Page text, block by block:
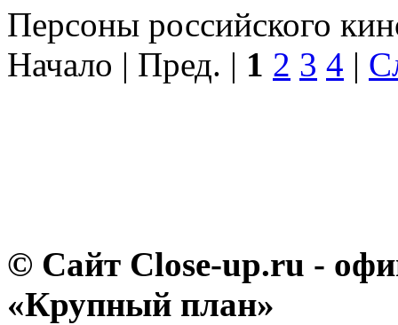
Персоны российского
Начало | Пред. | 1 2 3 4 |
© Сайт Close-up.ru -
«Крупный план»